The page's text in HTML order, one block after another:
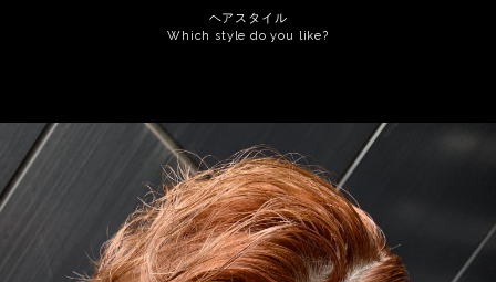
ヘアスタイル
Which style do you like?